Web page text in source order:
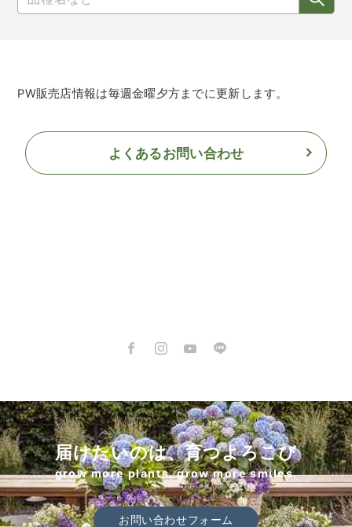
PW販売店情報は毎週金曜夕方までに更新します。
よくあるお問い合わせ
届けたいのは、育つよろこび
grow more plants, grow more smiles.
お問い合わせフォーム